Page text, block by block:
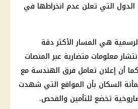
التي تعلن عدم انخراطها في
هي المسار الأكثر دقة
معلومات متضاربة عبر المنصات
أن إعلان تعامل فرق الهندسة مع
السكان بأن المواقع التي شهدت
تخضع للتأمين والفحص.